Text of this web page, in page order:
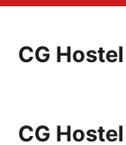
CG
CG